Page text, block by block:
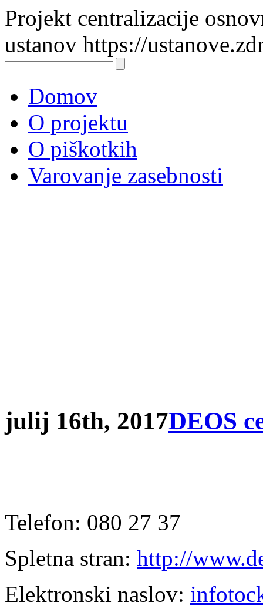
Projekt centralizacije
ustanov https://
Domov
O projektu
O piškotkih
Varovanje zasebnosti
julij 16th, 2017DEOS
Telefon: 080 27 37
Spletna stran: http://
Elektronski naslov: